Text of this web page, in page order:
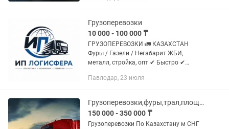
Грузоперевозки
10 000 - 100 000 ₸
ГРУЗОПЕРЕВОЗКИ 🚛 КАЗАХСТАН
Фуры / Газели / Негабарит ЖБИ,
металл, стройка, опт ✔ Быстро ✔
Павлодар, 23 июля
Грузоперевозки,фуры,трал,площадка,рефы,газель
150 000 - 350 000 ₸
Грузоперевозки По Казахстану м СНГ